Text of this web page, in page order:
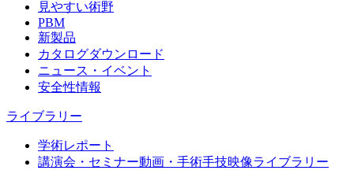
見やすい術野
PBM
新製品
カタログダウンロード
ニュース・イベント
安全性情報
ライブラリー
学術レポート
講演会・セミナー動画・手術手技映像ライブラリー